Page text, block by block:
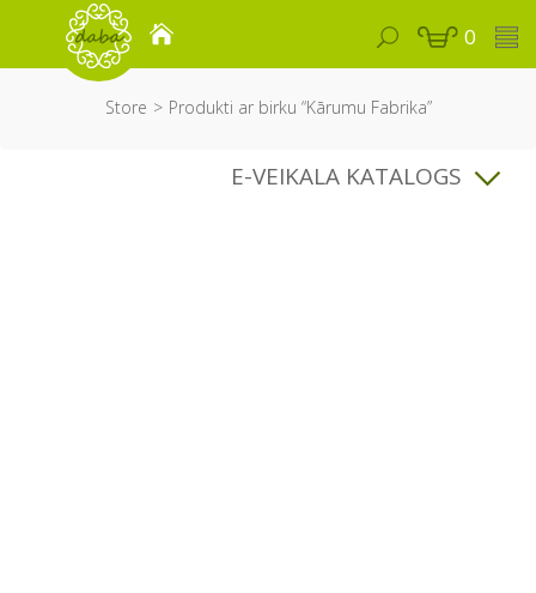
0
Store Produkti ar birku “Kārumu Fabrika”
E-VEIKALA KATALOGS